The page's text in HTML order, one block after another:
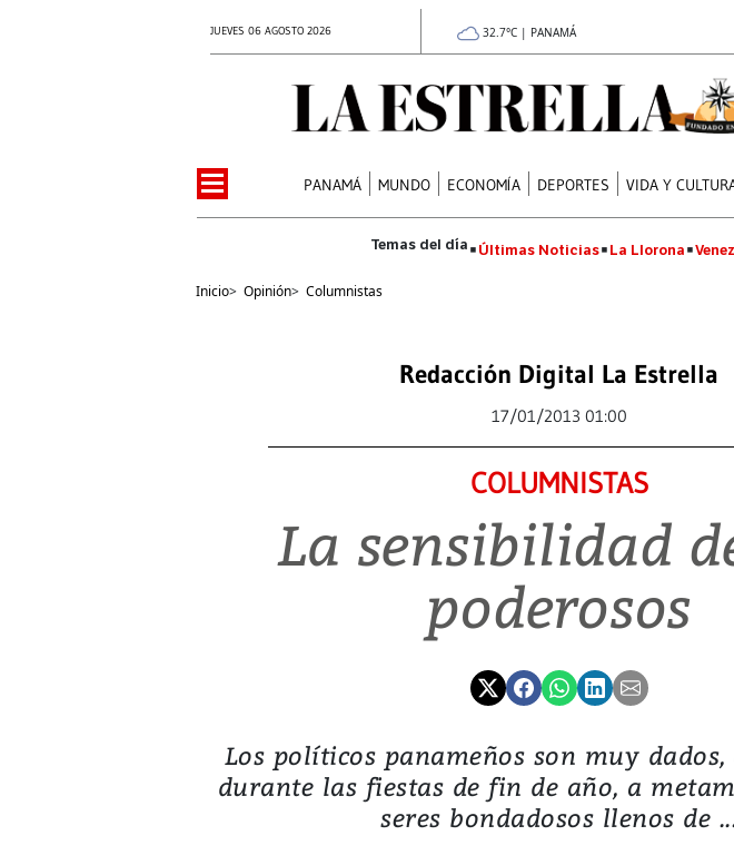
JUEVES 06 AGOSTO 2026 32.7°C | PANAMÁ
PANAMÁ MUNDO ECONOMÍA DEPORTES VIDA Y
Últimas Noticias La Llorona
Inicio> Opinión> Columnistas
Redacción Digital La Estrella
17/01/2013 01:00
COLUMNISTAS
La sensibilidad
poderosos
Los políticos panameños son muy
durante las fiestas de fin de año, a
seres bondadosos llenos de